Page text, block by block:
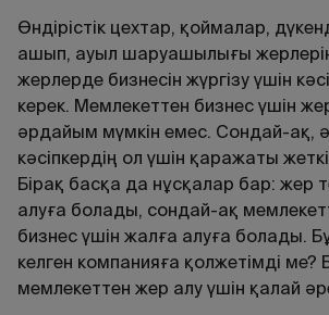
Өндірістік цехтар, қоймалар,
ашып, ауыл шаруашылығы
жерлерде бизнесін жүргізу үшін
керек. Мемлекеттен бизнес үшін
әрдайым мүмкін емес. Сондай-ақ,
кәсіпкердің ол үшін қаражаты
Бірақ басқа да нұсқалар бар: жер
алуға болады, сондай-ақ
бизнес үшін жалға алуға болады.
келген компанияға қолжетімді ме?
мемлекеттен жер алу үшін қалай